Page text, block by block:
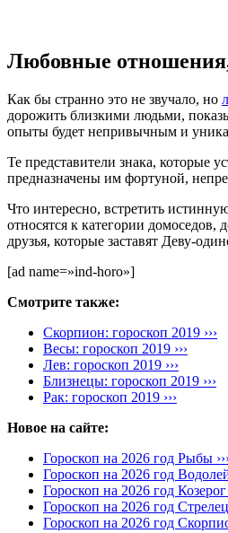
Любовные
Как бы странно это не звучало, но
дорожить близкими людьми,
опыты будет непривычным и
Те представители знака, которые
предназначены им фортуной,
Что интересно, встретить
относятся к категории
друзья, которые заставят Деву-
[ad name=»ind-horo»]
Смотрите также:
Скорпион: гороскоп 2019 ›››
Весы: гороскоп 2019 ›››
Лев: гороскоп 2019 ›››
Близнецы: гороскоп 2019 ›››
Рак: гороскоп 2019 ›››
Новое на сайте:
Гороскоп на 2026 год Рыбы
Гороскоп на 2026 год Водолей
Гороскоп на 2026 год Козерог
Гороскоп на 2026 год Стрелец
Гороскоп на 2026 год